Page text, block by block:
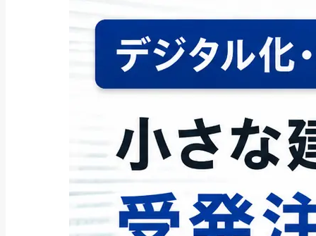
2025年12月
2025年11月 (12)
2025年10月
(28)
2025年9月
2025年7月(55)
2025年6月
(90)
2025年5月
(217)
2025年4月(213)
2025年3月